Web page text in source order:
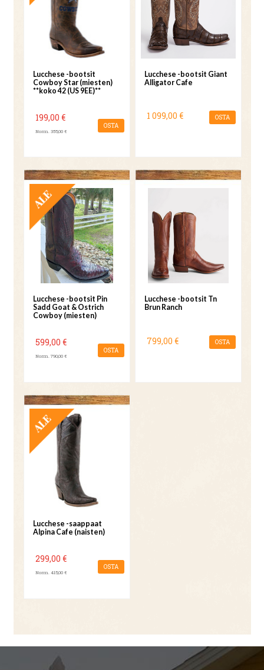
Lucchese -bootsit
Cowboy Star (miesten)
**koko 42 (US 9EE)**
199,00 €
Norm. 355,00 €
OSTA
Lucchese -bootsit Giant
Alligator Cafe
1 099,00 € OSTA
TARJOUS
Lucchese -bootsit Pin
Sadd Goat & Ostrich
Cowboy (miesten)
599,00 €
Norm. 790,00 €
OSTA
Lucchese -bootsit Tn
Brun Ranch
799,00 € OSTA
TARJOUS
Lucchese -saappaat
Alpina Cafe (naisten)
299,00 €
Norm. 415,00 €
OSTA